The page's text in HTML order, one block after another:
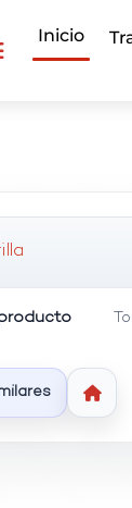
Inicio